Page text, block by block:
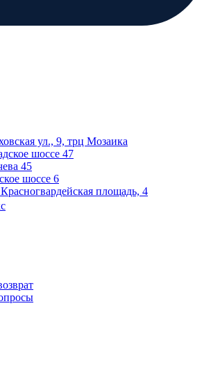
ул., 9, трц Мозаика
шоссе 47
45
шоссе 6
площадь, 4